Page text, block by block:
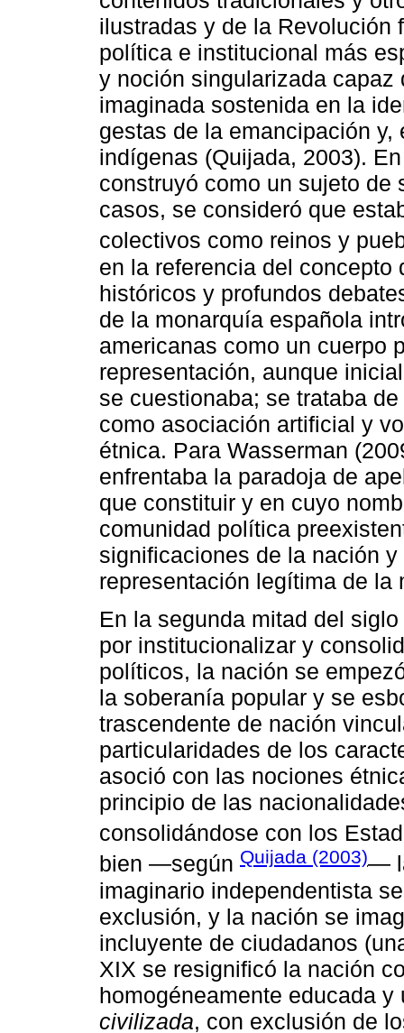
ilustradas y de la
política e institucional más
y noción singularizada
imaginada sostenida en la
gestas de la emancipación
indígenas (Quijada, 2003).
construyó como un sujeto
casos, se consideró que
colectivos como reinos y
en la referencia del
históricos y profundos
de la monarquía española
americanas como un cuerpo
representación, aunque
se cuestionaba; se trataba
como asociación artificial y
étnica. Para Wasserman
enfrentaba la paradoja de
que constituir y en cuyo
comunidad política
significaciones de la nación
representación legítima de la
En la segunda mitad del
por institucionalizar y
políticos, la nación se
la soberanía popular y se
trascendente de nación
particularidades de los
asoció con las nociones
principio de las
consolidándose con los
bien ―según Quijada (2003)―
imaginario independentista
exclusión, y la nación se
incluyente de ciudadanos
XIX se resignificó la nación
homogéneamente educada
civilizada, con exclusión de